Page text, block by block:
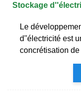
Stockage
Le
d''électricité est
concrétisation